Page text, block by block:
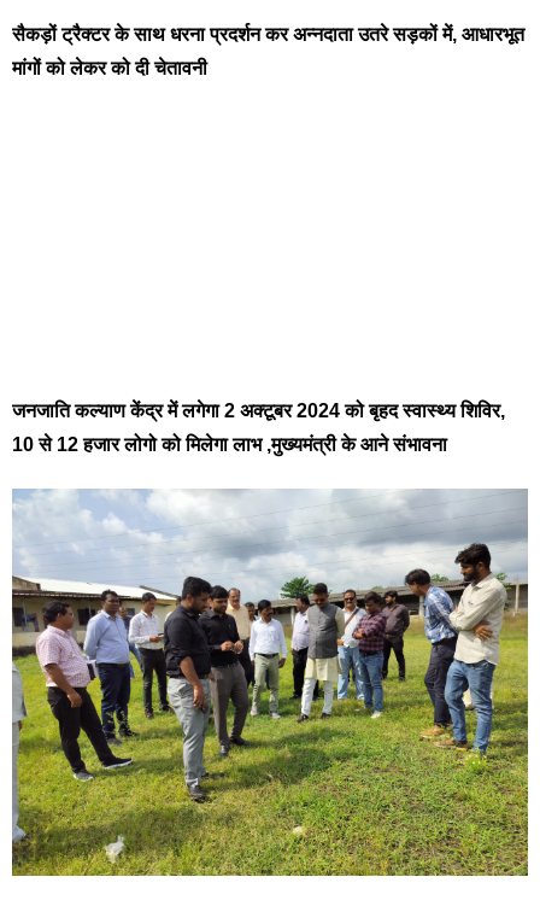
सैकड़ों ट्रैक्टर के साथ धरना प्रदर्शन कर अन्नदाता उतरे सड़कों में, आधारभूत
मांगों को लेकर को दी चेतावनी
जनजाति कल्याण केंद्र में लगेगा 2 अक्टूबर 2024 को बृहद स्वास्थ्य शिविर,
10 से 12 हजार लोगो को मिलेगा लाभ ,मुख्यमंत्री के आने संभावना